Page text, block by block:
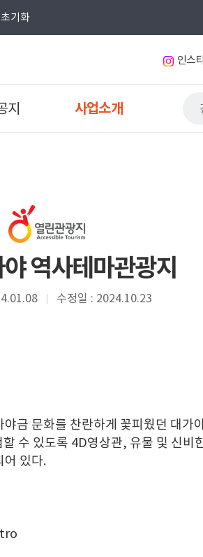
초기화
인스
지 사업소개
역사테마관광지
수정일 : 2024.10.23
금 문화를 찬란하게 꽃피웠던 대가
수 있도록 4D영상관, 유물 및 신비
어 있다.